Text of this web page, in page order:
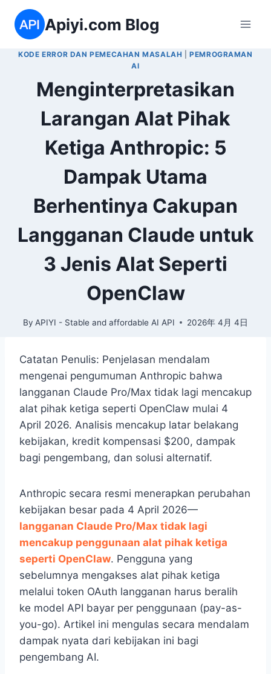
content
Apiyi.com Blog
KODE ERROR DAN PEMECAHAN MASALAH |PEMROGRAMAN
AI
Menginterpretasikan
Larangan Alat Pihak
Ketiga Anthropic: 5
Dampak Utama
Berhentinya Cakupan
Langganan Claude untuk
3 Jenis Alat Seperti
OpenClaw
By APIYI - Stable and affordable AI API 2026年 4月 4日
Catatan Penulis: Penjelasan mendalam
mengenai pengumuman Anthropic bahwa
langganan Claude Pro/Max tidak lagi mencakup
alat pihak ketiga seperti OpenClaw mulai 4
April 2026. Analisis mencakup latar belakang
kebijakan, kredit kompensasi $200, dampak
bagi pengembang, dan solusi alternatif.
Anthropic secara resmi menerapkan perubahan
kebijakan besar pada 4 April 2026—
langganan Claude Pro/Max tidak lagi
mencakup penggunaan alat pihak ketiga
seperti OpenClaw. Pengguna yang
sebelumnya mengakses alat pihak ketiga
melalui token OAuth langganan harus beralih
ke model API bayar per penggunaan (pay-as-
you-go). Artikel ini mengulas secara mendalam
dampak nyata dari kebijakan ini bagi
pengembang AI.